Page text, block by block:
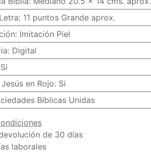
: 11 puntos Grande aprox.
: Imitación Piel
: Digital
Si
en Rojo: Si
Bíblicas Unidas
de 30 días
laborales